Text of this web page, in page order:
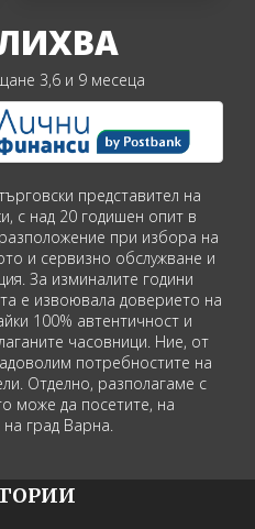
3,6 и 9 месеца
представител на
с над 20 годишен опит в
при избора на
и сервизно обслужване и
За изминалите години
е извоювала доверието на
100% автентичност и
часовници. Ние, от
потребностите на
Отделно, разполагаме с
може да посетите, на
град Варна.